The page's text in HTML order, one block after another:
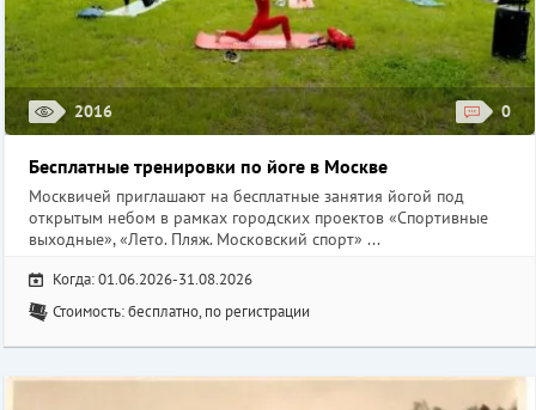
2016 0
Бесплатные тренировки по йоге в Москве
Москвичей приглашают на бесплатные занятия йогой под
открытым небом в рамках городских проектов «Спортивные
выходные», «Лето. Пляж. Московский спорт» ...
Когда: 01.06.2026-31.08.2026
Стоимость: бесплатно, по регистрации